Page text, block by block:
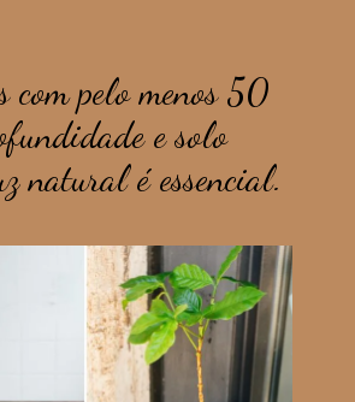
com pelo menos 50
e solo
natural é essencial.